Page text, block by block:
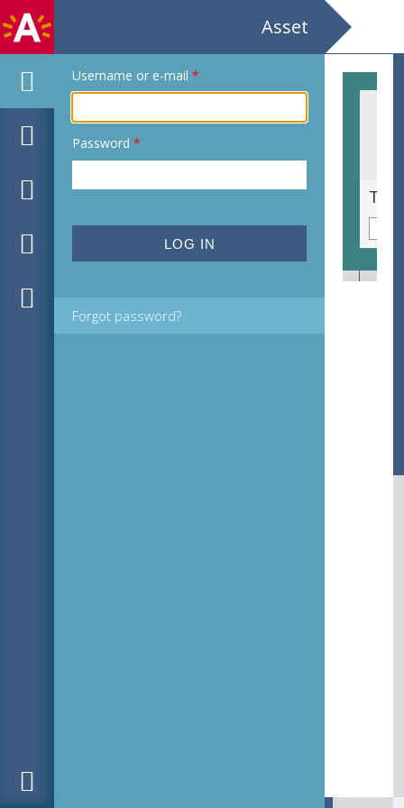
Asset
Username or e-mail *
Password *
Forgot password?
Uit dezelfde klei gebakken / Tentoonstelling / Galerie van het Vizo